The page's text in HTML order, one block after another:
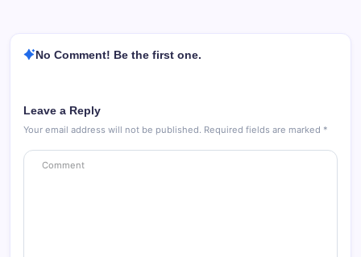
No Comment! Be the first one.
Leave a Reply
Your email address will not be published. Required fields are marked *